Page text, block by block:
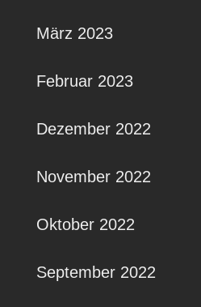
März 2023
Februar 2023
Dezember 2022
November 2022
Oktober 2022
September 2022